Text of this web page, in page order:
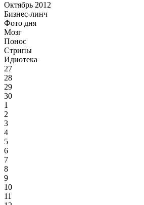
Октябрь 2012
Бизнес-линч
Фото дня
Мозг
Понос
Стрипы
Идиотека
27
28
29
30
1
2
3
4
5
6
7
8
9
10
11